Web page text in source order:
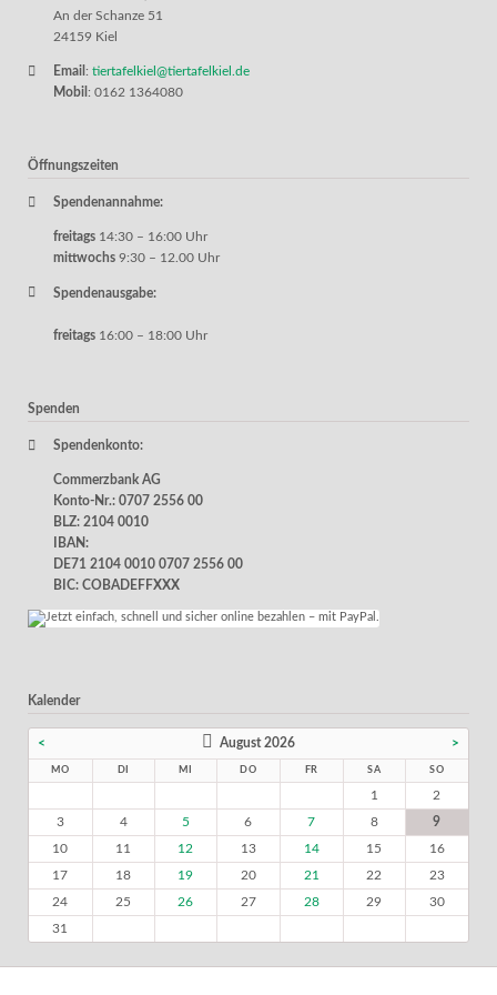
An der Schanze 51
24159 Kiel
Email : tiertafelkiel@tiertafelkiel.de
Mobil : 0162 1364080
Öffnungszeiten
Spendenannahme:
freitags 14:30 – 16:00 Uhr
mittwochs 9:30 – 12.00 Uhr
Spendenausgabe:
freitags 16:00 – 18:00 Uhr
Spenden
Spendenkonto:
Commerzbank AG
Konto-Nr.: 0707 2556 00
BLZ: 2104 0010
IBAN:
DE71 2104 0010 0707 2556 00
BIC: COBADEFFXXX
Kalender
< August 2026 >
MO DI MI DO FR SA SO
1
2
3
4 5 6 7 8
9
10
11 12 13 14 15
16
17
18 19 20 21 22
23
24
25 26 27 28 29
30
31